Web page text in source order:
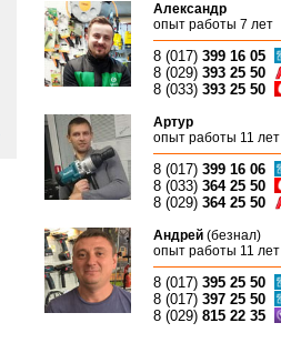
Александр
опыт работы 7 лет
8 (017) 399 16 05
8 (029) 393 25 50
8 (033) 393 25 50
Артур
опыт работы 11 лет
8 (017) 399 16 06
8 (033) 364 25 50
8 (029) 364 25 50
Андрей (безнал)
опыт работы 11 лет
8 (017) 395 25 50
8 (017) 397 25 50
8 (029) 815 22 35